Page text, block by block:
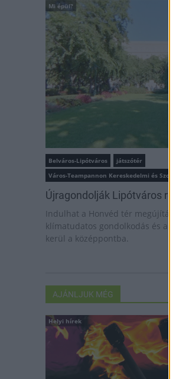
Mi épül?
Belváros-Lipótváros
játszótér
Város-Teampannon Kereskedelmi és
Újragondolják Lipótváros
Indulhat a Honvéd tér
klímatudatos gondolkodás és a
kerül a középpontba.
AJÁNLJUK MÉG
Helyi hírek